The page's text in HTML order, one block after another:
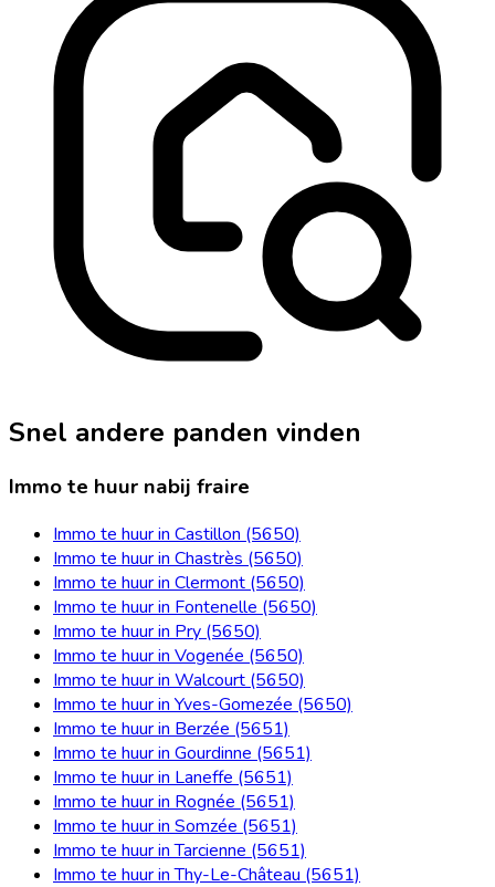
Snel andere panden vinden
Immo te huur nabij fraire
Immo te huur in Castillon (5650)
Immo te huur in Chastrès (5650)
Immo te huur in Clermont (5650)
Immo te huur in Fontenelle (5650)
Immo te huur in Pry (5650)
Immo te huur in Vogenée (5650)
Immo te huur in Walcourt (5650)
Immo te huur in Yves-Gomezée (5650)
Immo te huur in Berzée (5651)
Immo te huur in Gourdinne (5651)
Immo te huur in Laneffe (5651)
Immo te huur in Rognée (5651)
Immo te huur in Somzée (5651)
Immo te huur in Tarcienne (5651)
Immo te huur in Thy-Le-Château (5651)